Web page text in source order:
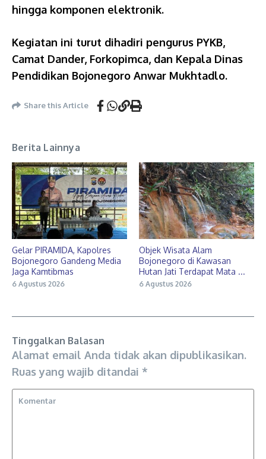
hingga komponen elektronik.
Kegiatan ini turut dihadiri pengurus PYKB,
Camat Dander, Forkopimca, dan Kepala Dinas
Pendidikan Bojonegoro Anwar Mukhtadlo.
Share this Article
Berita Lainnya
Gelar PIRAMIDA, Kapolres
Bojonegoro Gandeng Media
Jaga Kamtibmas
6 Agustus 2026
Objek Wisata Alam
Bojonegoro di Kawasan
Hutan Jati Terdapat Mata ...
6 Agustus 2026
Tinggalkan Balasan
Alamat email Anda tidak akan dipublikasikan.
Ruas yang wajib ditandai *